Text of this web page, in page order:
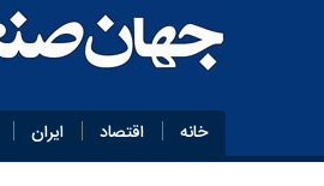
خانه اقتصاد ایران